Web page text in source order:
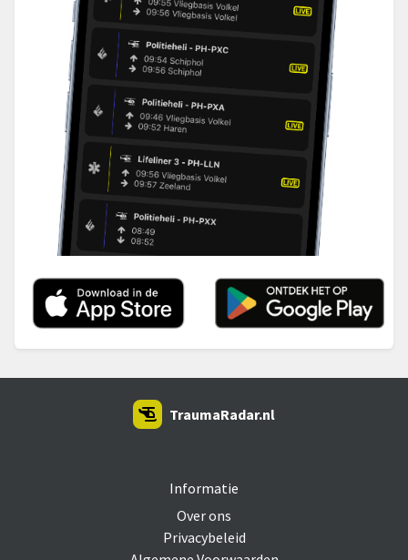
Informatie
Over ons
Privacybeleid
TraumaRadar.nl